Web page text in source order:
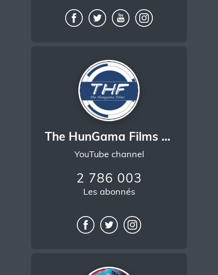
The HunGama Films - Ab Mauj Legi Dilli
YouTube channel
2 786 003
Les abonnés